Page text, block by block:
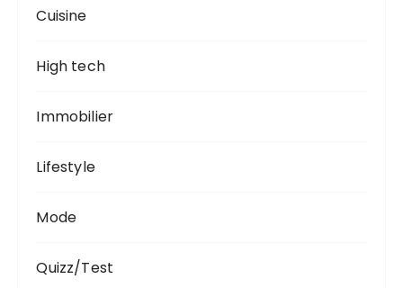
Cuisine
High tech
Immobilier
Lifestyle
Mode
Quizz/Test